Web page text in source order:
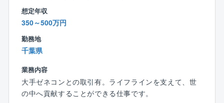
想定年収
350～500万円
勤務地
千葉県
業務内容
大手ゼネコンとの取引有。ライフラインを支えて、世
の中へ貢献することができる仕事です。